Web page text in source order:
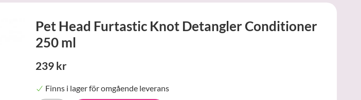
Pet Head Furtastic Knot Detangler Conditioner
250 ml
239 kr
Finns i lager för omgående leverans